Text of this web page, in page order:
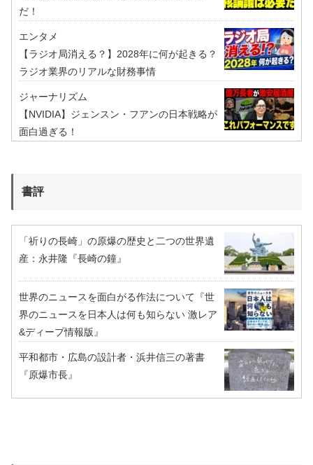
だ！
エンタメ
【ラジオ局消える？】2028年に何が起きる？
ラジオ業界のリアルな財務事情
ジャーナリズム
【NVIDIA】ジェンスン・フアンの日本戦略が
面白過ぎる！
書評
「祈りの長崎」の原爆の歴史と二つの世界遺
産：永井隆『長崎の鐘』
世界のニュースを面白がる作法について『世
界のニュースを日本人は何も知らない 激レア
&ディープ情報版』
平和都市・広島の設計者・浜井信三の著書
『原爆市長』